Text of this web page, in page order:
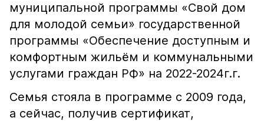
муниципальной программы «Свой дом
для молодой семьи» государственной
программы «Обеспечение доступным и
комфортным жильём и коммунальными
услугами граждан РФ» на 2022-2024г.г.
Семья стояла в программе с 2009 года,
а сейчас, получив сертификат,